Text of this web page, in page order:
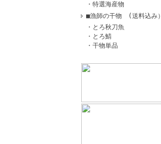
・特選海産物
■漁師の干物 (送料込み）
・とろ秋刀魚
・とろ鯖
・干物単品